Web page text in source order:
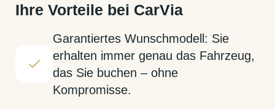
Ihre Vorteile bei CarVia
Garantiertes Wunschmodell: Sie
erhalten immer genau das Fahrzeug,
das Sie buchen – ohne
Kompromisse.